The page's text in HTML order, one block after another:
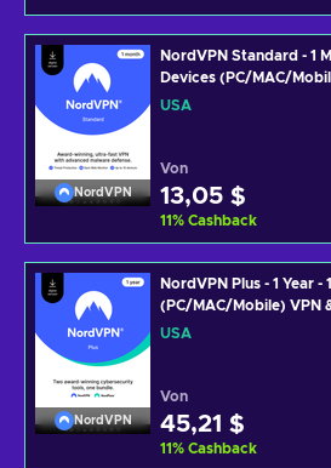
NordVPN
NordVPN Standard - 1
Devices (PC/MAC/
Cybersecurity Software
USA
Von
13,05 $
11% Cashback
NordVPN
NordVPN Plus - 1 Year -
(PC/MAC/Mobile) VPN
Software Subscription
USA
Von
45,21 $
11% Cashback